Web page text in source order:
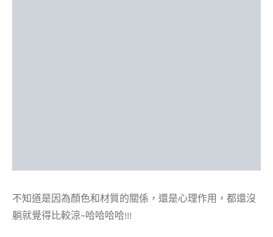
不知道是因為顏色和材質的關係，還是心理作用，都還沒
躺就覺得比較涼~哈哈哈哈!!!